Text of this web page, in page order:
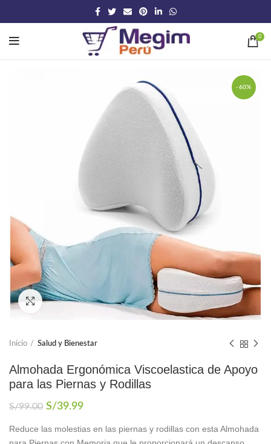
0
-60%
Click to enlarge
Inicio Salud y Bienestar
Almohada Ergonómica Viscoelastica de Apoyo
para las Piernas y Rodillas
S/99.00 El
original
S/39.99El
actual
Reduce las molestias en las piernas y rodillas con esta Almohada